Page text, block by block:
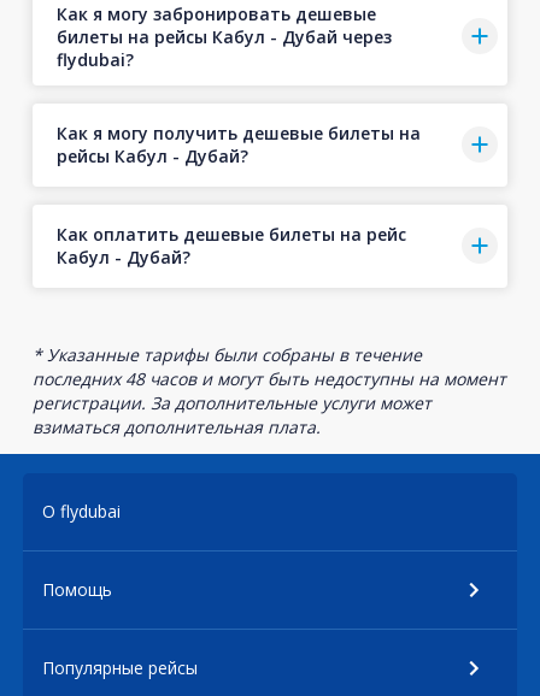
Как я могу забронировать дешевые
билеты на рейсы Кабул - Дубай через
flydubai?
Как я могу получить дешевые билеты на
рейсы Кабул - Дубай?
Как оплатить дешевые билеты на рейс
Кабул - Дубай?
* Указанные тарифы были собраны в течение
последних 48 часов и могут быть недоступны на момент
регистрации. За дополнительные услуги может
взиматься дополнительная плата.
О flydubai
Помощь
Популярные рейсы